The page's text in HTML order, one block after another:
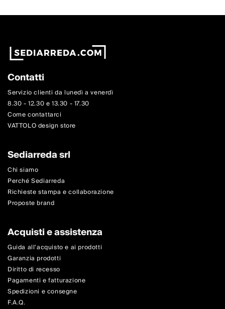
Contatti
Servizio clienti da lunedì a venerdì
8.30 - 12.30 e 13.30 - 17.30
Come contattarci
VATTOLO design store
Sediarreda srl
Chi siamo
Perché Sediarreda
Richieste stampa e collaborazione
Proposte brand
Acquisti e assistenza
Guida all'acquisto e ai prodotti
Garanzia prodotti
Diritto di recesso
Pagamenti e fatturazione
Spedizioni e consegne
F.A.Q.